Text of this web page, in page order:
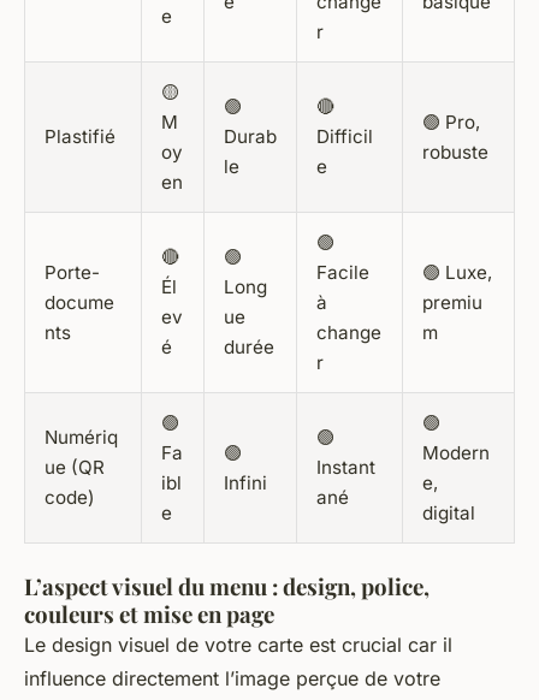
e
r
Plastifié
🟡
M
oy
en
🟢
Durab
le
🔴
Difficil
e
🟢 Pro,
robuste
Porte-
docume
nts
🔴
Él
ev
é
🟢
Long
ue
durée
🟢
Facile
à
change
r
🟢 Luxe,
premiu
m
Numériq
ue (QR
code)
🟢
Fa
ibl
e
🟢
Infini
🟢
Instant
ané
🟢
Modern
e,
digital
L’aspect visuel du menu : design, police,
couleurs et mise en page
Le design visuel de votre carte est crucial car il
influence directement l’image perçue de votre